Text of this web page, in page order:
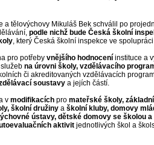
a tělovýchovy Mikuláš Bek schválil po
podle nichž bude Česká školní
, který Česká školní inspekce ve
pro potřeby vnějšího hodnoceníinstituce a
na úrovni školy, vzdělávacího
či akreditovaných vzdělávacích
soustavya jejích částí.
v modifikacíchpro mateřské školy,
školní družiny aškolní kluby, domovy
ústavy, dětské domovy se školou
aktivitjednotlivých škol a